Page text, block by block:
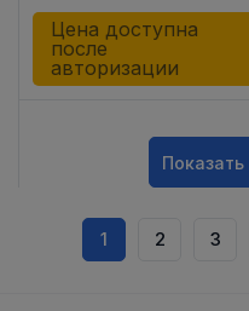
Цена доступна
после
авторизации
1 2 3